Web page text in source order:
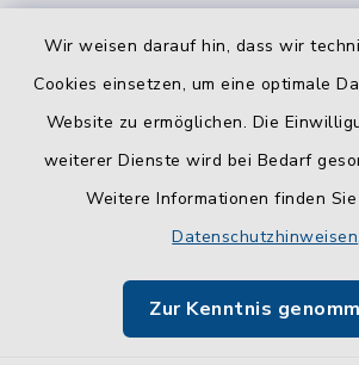
Wir weisen darauf hin, dass wir
Cookies einsetzen, um eine optimale
Website zu ermöglichen. Die
weiterer Dienste wird bei Bedarf
Weitere Informationen finden
Datenschutzhinweisen.
Zur Kenntnis
Barrierefreiheit
Impressum